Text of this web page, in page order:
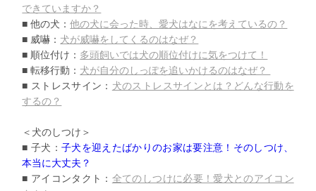
できていますか？
■ 他の犬：他の犬に会った時、愛犬はなにを考えているの？
■ 威嚇： 犬が威嚇をしてくるのはなぜ？
■ 順位付け： 多頭飼いでは犬の順位付けに気をつけて！
■ 転移行動： 犬が自分のしっぽを追いかけるのはなぜ？
■ ストレスサイン： 犬のストレスサインとは？どんな行動を
するの？
＜犬のしつけ＞
■ 子犬：子犬を迎えたばかりのお家は要注意！そのしつけ、
本当に大丈夫？
■ アイコンタクト： 全てのしつけに必要！愛犬とのアイコン